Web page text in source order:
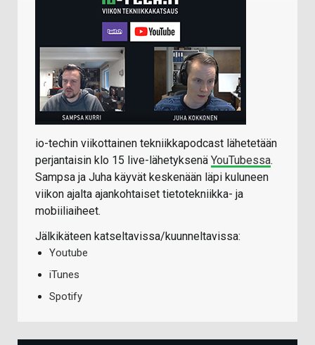
io-techin viikottainen tekniikkapodcast lähetetään
perjantaisin klo 15 live-lähetyksenä YouTubessa.
Sampsa ja Juha käyvät keskenään läpi kuluneen
viikon ajalta ajankohtaiset tietotekniikka- ja
mobiiliaiheet.
Jälkikäteen katseltavissa/kuunneltavissa:
Youtube
iTunes
Spotify